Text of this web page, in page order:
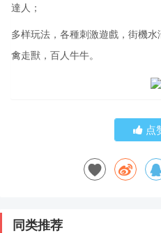
達人；
多样玩法，各種刺激遊戲，街機
禽走獸，百人牛牛。
点
同类推荐